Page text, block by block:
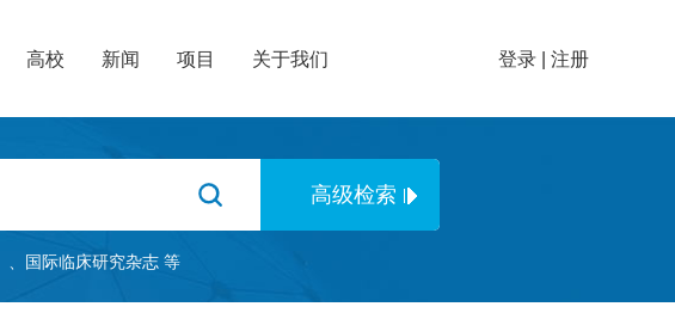
高校 新闻 项目 关于我们 登录 注册
国际临床研究杂志 等